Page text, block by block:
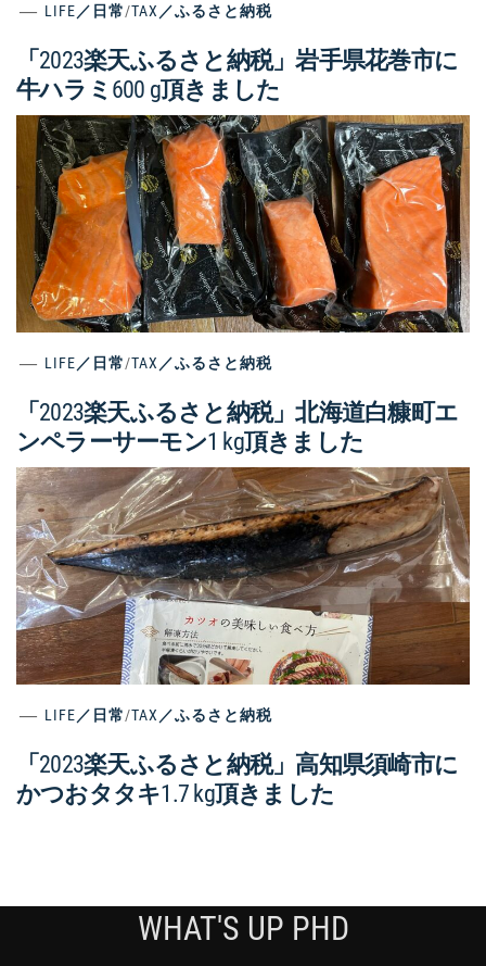
LIFE／日常/TAX／ふるさと納税
「2023楽天ふるさと納税」岩手県花巻市に
牛ハラミ600 g頂きました
LIFE／日常/TAX／ふるさと納税
「2023楽天ふるさと納税」北海道白糠町エ
ンペラーサーモン1 kg頂きました
LIFE／日常/TAX／ふるさと納税
「2023楽天ふるさと納税」高知県須崎市に
かつおタタキ1.7 kg頂きました
WHAT'S UP PHD